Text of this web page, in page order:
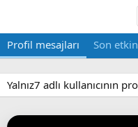
Profil mesajları Son
Yalnız7 adlı kullanıcının